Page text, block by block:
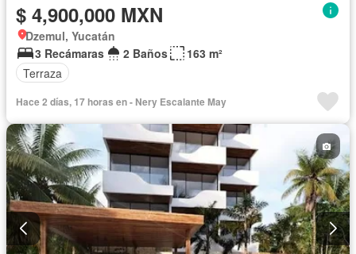
$ 4,900,000 MXN
Dzemul, Yucatán
3 Recámaras
2 Baños
163 m²
Terraza
Hace 2 días, 17 horas en - Nery Escalante May